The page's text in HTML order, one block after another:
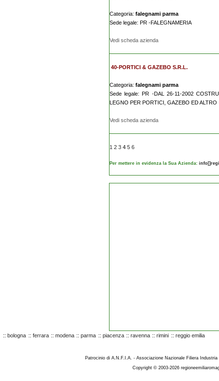
Categoria: falegnami parma
Sede legale: PR -FALEGNAMERIA
Vedi scheda azienda
40-PORTICI & GAZEBO S.R.L.
Categoria: falegnami parma
Sede legale: PR -DAL 26-11-2002
LEGNO PER PORTICI, GAZEBO ED ALTRO
Vedi scheda azienda
1 2 3 4 5 6
Per mettere in evidenza la Sua Azienda:
:: bologna :: ferrara :: modena :: parma :: piacenza :: ravenna :: rimini :: reggio emilia
Patrocinio di A.N.F.I.A. - Associazione Nazionale Filiera
Copyright © 2003-2026